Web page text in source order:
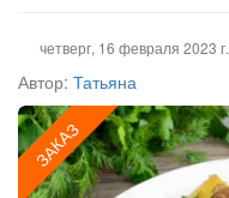
четверг, 16 февраля 2023 г.
Автор: Татьяна
ЗАКАЗ